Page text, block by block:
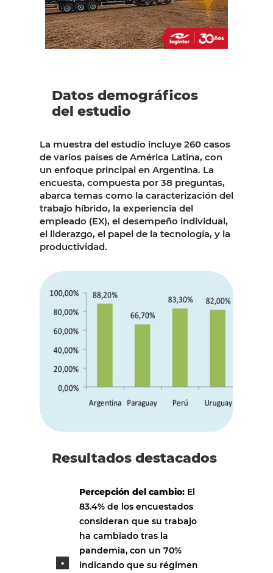
Datos demográficos
del estudio
La muestra del estudio incluye 260 casos
de varios países de América Latina, con
un enfoque principal en Argentina. La
encuesta, compuesta por 38 preguntas,
abarca temas como la caracterización del
trabajo híbrido, la experiencia del
empleado (EX), el desempeño individual,
el liderazgo, el papel de la tecnología, y la
productividad.
Resultados destacados
Percepción del cambio: El
83.4% de los encuestados
consideran que su trabajo
ha cambiado tras la
pandemia, con un 70%
indicando que su régimen